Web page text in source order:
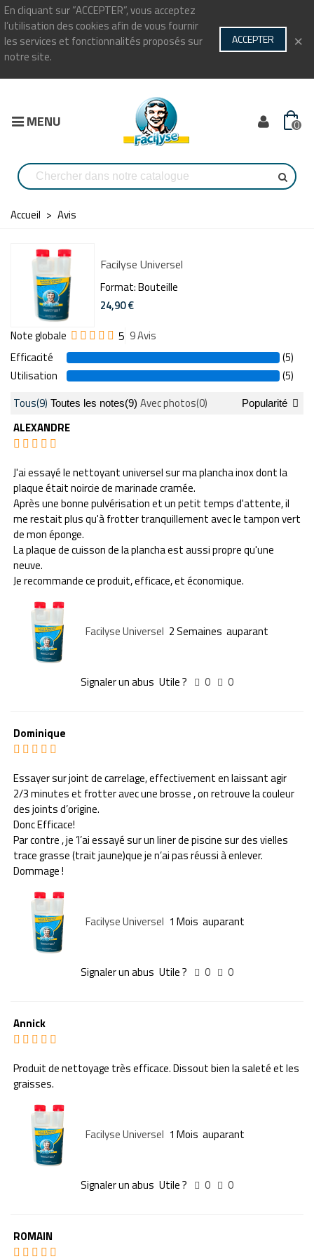
En cliquant sur ”ACCEPTER”, vous acceptez
l’utilisation des cookies afin de vous fournir
les services et fonctionnalités proposés sur
notre site.
ACCEPTER ×
MENU 0
Accueil > Avis
Facilyse Universel
Format: Bouteille
24,90 €
Note globale
5 9 Avis
Efficacité
(5)
Utilisation
(5)
Tous(9) Toutes les notes(9) Avec photos(0) Popularité
ALEXANDRE
J'ai essayé le nettoyant universel sur ma plancha inox dont la
plaque était noircie de marinade cramée.
Après une bonne pulvérisation et un petit temps d'attente, il
me restait plus qu'à frotter tranquillement avec le tampon vert
de mon éponge.
La plaque de cuisson de la plancha est aussi propre qu'une
neuve.
Je recommande ce produit, efficace, et économique.
Facilyse Universel 2 Semaines auparant
Signaler un abus Utile ? 0 0
Dominique
Essayer sur joint de carrelage, effectivement en laissant agir
2/3 minutes et frotter avec une brosse , on retrouve la couleur
des joints d’origine.
Donc Efficace!
Par contre , je ‘l’ai essayé sur un liner de piscine sur des vielles
trace grasse (trait jaune)que je n’ai pas réussi à enlever.
Dommage !
Facilyse Universel 1 Mois auparant
Signaler un abus Utile ? 0 0
Annick
Produit de nettoyage très efficace. Dissout bien la saleté et les
graisses.
Facilyse Universel 1 Mois auparant
Signaler un abus Utile ? 0 0
ROMAIN